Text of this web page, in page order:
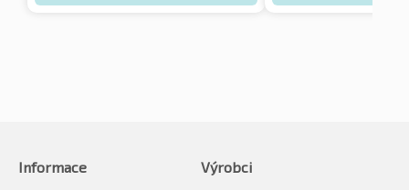
Informace
Výrobci